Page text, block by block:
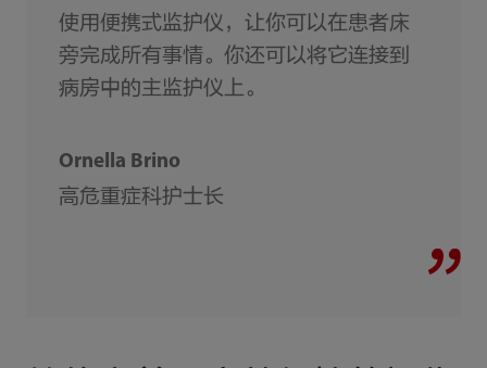
使用便携式监护仪，让你可以在患者床
旁完成所有事情。你还可以将它连接到
病房中的主监护仪上。
Ornella Brino
高危重症科护士长